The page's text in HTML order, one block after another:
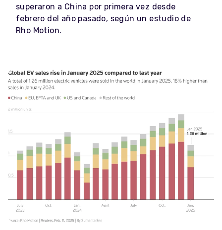
superaron a China por primera vez desde
febrero del año pasado, según un estudio de
Rho Motion.